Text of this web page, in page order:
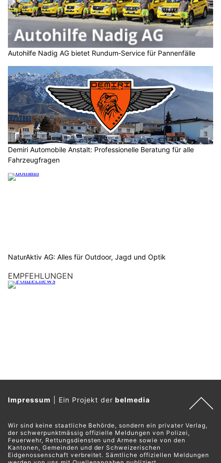
Autohilfe Nadig AG bietet Rundum‑Service für Pannenfälle
Demiri Automobile Anstalt: Professionelle Beratung für alle
Fahrzeugfragen
NaturAktiv AG: Alles für Outdoor, Jagd und Optik
EMPFEHLUNGEN
Impressum Ein Projekt derbelmedia
Wir sind keine staatliche Behörde, sondern ein privater Verlag,
der schwerpunktmässig offizielle Meldungen von Polizei,
Feuerwehr, Rettungsdiensten und Armee sowie von den
Kantonen, Gemeinden und der Schweizerischen
Eidgenossenschaft verbreitet. Sämtliche offiziellen Meldungen